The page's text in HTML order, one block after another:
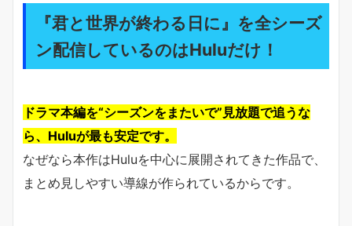
『君と世界が終わる日に』を全シーズ
ン配信しているのはHuluだけ！
ドラマ本編を“シーズンをまたいで”見放題で追うな
ら、Huluが最も安定です。
なぜなら本作はHuluを中心に展開されてきた作品で、
まとめ見しやすい導線が作られているからです。